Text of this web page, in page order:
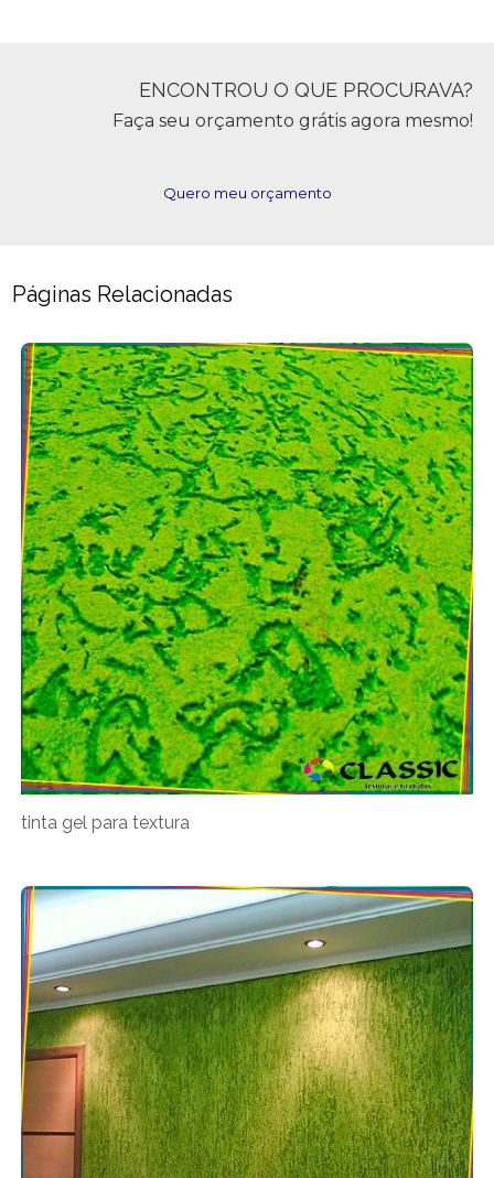
ENCONTROU O QUE PROCURAVA?
Faça seu orçamento grátis agora mesmo!
Quero meu orçamento
Páginas Relacionadas
tinta gel para textura